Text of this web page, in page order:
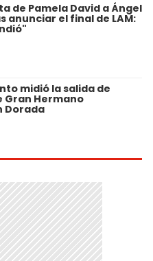
de Pamela David a Ángel
anunciar el final de LAM:
midió la salida de
Gran Hermano
Dorada